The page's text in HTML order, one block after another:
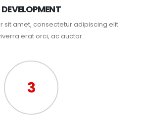
DEVELOPMENT
sit amet, consectetur adipiscing elit.
erat orci, ac auctor.
3